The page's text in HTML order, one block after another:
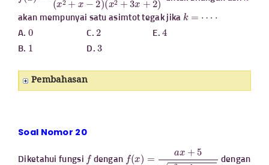
akan mempunyai satu asimtot tegak jika k
A. 0 C.2 E. 4
B. 1 D.3
Pembahasan
Soal Nomor 20
Diketahui fungsi f dengan f(x = x2+ bx + dengan